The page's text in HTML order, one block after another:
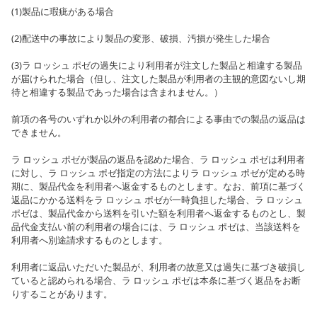
(1)製品に瑕疵がある場合
(2)配送中の事故により製品の変形、破損、汚損が発生した場合
(3)ラ ロッシュ ポゼの過失により利用者が注文した製品と相違する製品
が届けられた場合（但し、注文した製品が利用者の主観的意図ないし期
待と相違する製品であった場合は含まれません。）
前項の各号のいずれか以外の利用者の都合による事由での製品の返品は
できません。
ラ ロッシュ ポゼが製品の返品を認めた場合、ラ ロッシュ ポゼは利用者
に対し、ラ ロッシュ ポゼ指定の方法によりラ ロッシュ ポゼが定める時
期に、製品代金を利用者へ返金するものとします。なお、前項に基づく
返品にかかる送料をラ ロッシュ ポゼが一時負担した場合、ラ ロッシュ
ポゼは、製品代金から送料を引いた額を利用者へ返金するものとし、製
品代金支払い前の利用者の場合には、ラ ロッシュ ポゼは、当該送料を
利用者へ別途請求するものとします。
利用者に返品いただいた製品が、利用者の故意又は過失に基づき破損し
ていると認められる場合、ラ ロッシュ ポゼは本条に基づく返品をお断
りすることがあります。